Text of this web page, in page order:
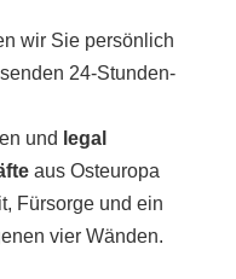
wir Sie persönlich
24-Stunden-
und legal
aus Osteuropa
Fürsorge und ein
vier Wänden.